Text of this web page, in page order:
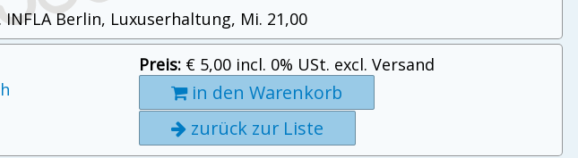
Berlin, Luxuserhaltung, Mi. 21,00
Preis: € 5,00 incl. 0% USt. excl. Versand
in den Warenkorb
zurück zur Liste